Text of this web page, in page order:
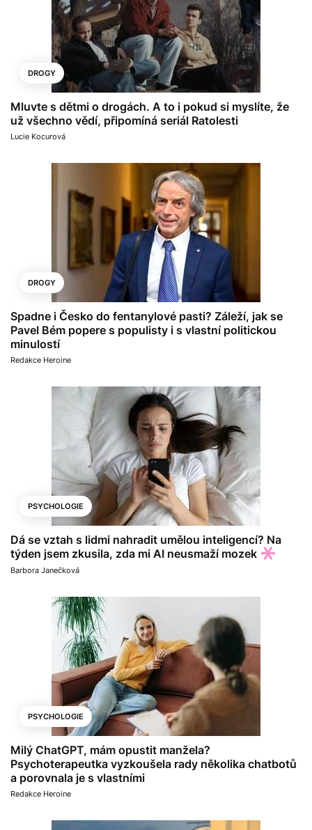
DROGY
Mluvte s dětmi o drogách. A to i pokud si myslíte, že
už všechno vědí, připomíná seriál Ratolesti
Lucie Kocurová
DROGY
Spadne i Česko do fentanylové pasti? Záleží, jak se
Pavel Bém popere s populisty i s vlastní politickou
minulostí
Redakce Heroine
PSYCHOLOGIE
Dá se vztah s lidmi nahradit umělou inteligencí? Na
týden jsem zkusila, zda mi AI neusmaží mozek
Barbora Janečková
PSYCHOLOGIE
Milý ChatGPT, mám opustit manžela?
Psychoterapeutka vyzkoušela rady několika chatbotů
a porovnala je s vlastními
Redakce Heroine